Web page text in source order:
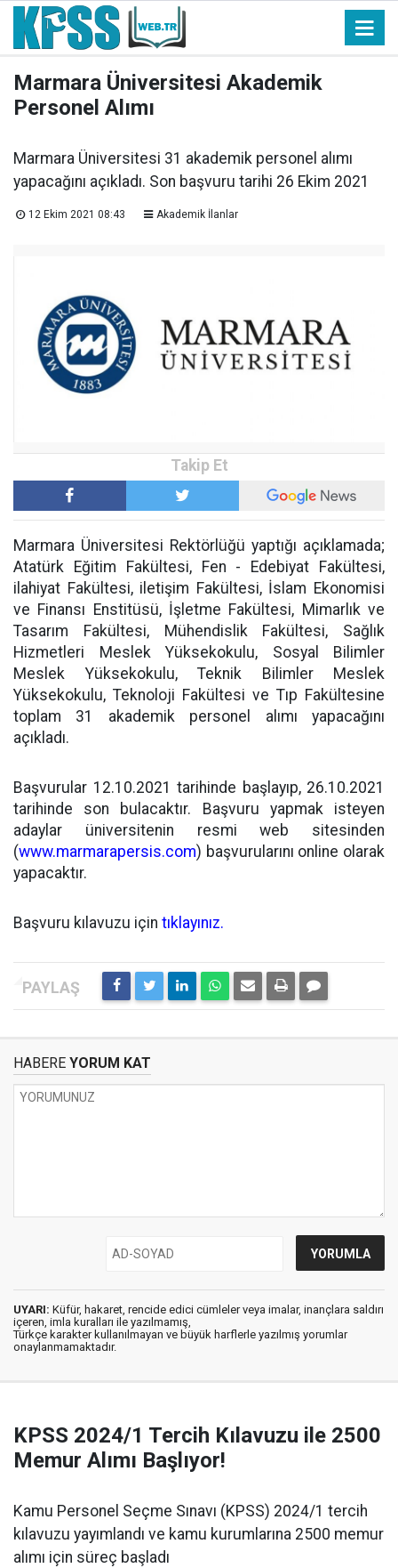
Marmara Üniversitesi Akademik
Personel Alımı
Marmara Üniversitesi 31 akademik personel alımı
yapacağını açıkladı. Son başvuru tarihi 26 Ekim 2021
12 Ekim 2021 08:43 Akademik İlanlar
Marmara Üniversitesi Rektörlüğü yaptığı açıklamada;
Atatürk Eğitim Fakültesi, Fen - Edebiyat Fakültesi,
ilahiyat Fakültesi, iletişim Fakültesi, İslam Ekonomisi
ve Finansı Enstitüsü, İşletme Fakültesi, Mimarlık ve
Tasarım Fakültesi, Mühendislik Fakültesi, Sağlık
Hizmetleri Meslek Yüksekokulu, Sosyal Bilimler
Meslek Yüksekokulu, Teknik Bilimler Meslek
Yüksekokulu, Teknoloji Fakültesi ve Tıp Fakültesine
toplam 31 akademik personel alımı yapacağını
açıkladı.
Başvurular 12.10.2021 tarihinde başlayıp, 26.10.2021
tarihinde son bulacaktır. Başvuru yapmak isteyen
adaylar üniversitenin resmi web sitesinden
(www.marmarapersis.com) başvurularını online olarak
yapacaktır.
Başvuru kılavuzu için tıklayınız.
HABERE YORUM KAT
UYARI: Küfür, hakaret, rencide edici cümleler veya imalar, inançlara saldırı
içeren, imla kuralları ile yazılmamış,
Türkçe karakter kullanılmayan ve büyük harflerle yazılmış yorumlar
onaylanmamaktadır.
KPSS 2024/1 Tercih Kılavuzu ile 2500
Memur Alımı Başlıyor!
Kamu Personel Seçme Sınavı (KPSS) 2024/1 tercih
kılavuzu yayımlandı ve kamu kurumlarına 2500 memur
alımı için süreç başladı